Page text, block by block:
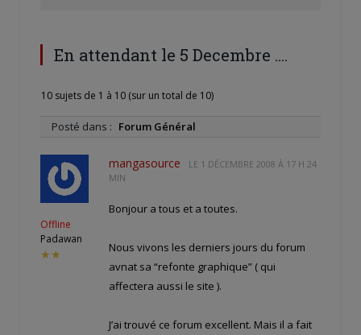
En attendant le 5 Decembre ….
10 sujets de 1 à 10 (sur un total de 10)
Posté dans : Forum Général
Offline
Padawan
★★
mangasource LE 1 DÉCEMBRE 2008 À 17 H 24
MIN
Bonjour a tous et a toutes.
Nous vivons les derniers jours du forum
avnat sa “refonte graphique” ( qui
affectera aussi le site ).
J’ai trouvé ce forum excellent. Mais il a fait